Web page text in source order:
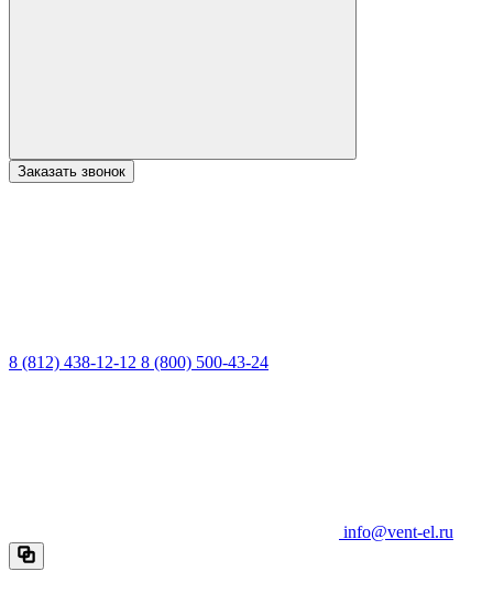
Заказать звонок
8 (812) 438-12-12 8 (800) 500-43-24
info@vent-el.ru